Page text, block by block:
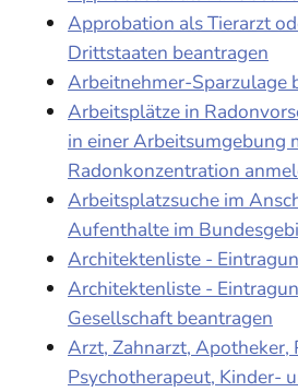
Approbation als Tierarzt
Drittstaaten beantragen
Arbeitnehmer-Sparzulage
Arbeitsplätze in
in einer Arbeitsumgebung
Radonkonzentration
Arbeitsplatzsuche im
Aufenthalte im
Architektenliste -
Architektenliste -
Gesellschaft beantragen
Arzt, Zahnarzt, Apotheker,
Psychotherapeut, Kinder-